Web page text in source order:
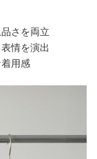
さを両立
情を演出
用感